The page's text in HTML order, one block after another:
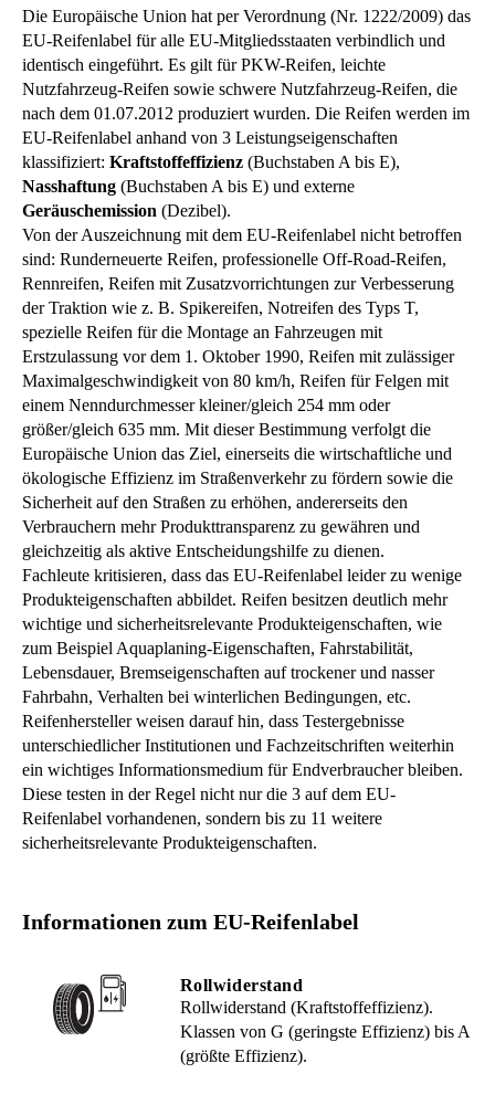
Die Europäische Union hat per Verordnung (Nr. 1222/2009) das
EU-Reifenlabel für alle EU-Mitgliedsstaaten verbindlich und
identisch eingeführt. Es gilt für PKW-Reifen, leichte
Nutzfahrzeug-Reifen sowie schwere Nutzfahrzeug-Reifen, die
nach dem 01.07.2012 produziert wurden. Die Reifen werden im
EU-Reifenlabel anhand von 3 Leistungseigenschaften
klassifiziert: Kraftstoffeffizienz (Buchstaben A bis E),
Nasshaftung (Buchstaben A bis E) und externe
Geräuschemission (Dezibel).
Von der Auszeichnung mit dem EU-Reifenlabel nicht betroffen
sind: Runderneuerte Reifen, professionelle Off-Road-Reifen,
Rennreifen, Reifen mit Zusatzvorrichtungen zur Verbesserung
der Traktion wie z. B. Spikereifen, Notreifen des Typs T,
spezielle Reifen für die Montage an Fahrzeugen mit
Erstzulassung vor dem 1. Oktober 1990, Reifen mit zulässiger
Maximalgeschwindigkeit von 80 km/h, Reifen für Felgen mit
einem Nenndurchmesser kleiner/gleich 254 mm oder
größer/gleich 635 mm. Mit dieser Bestimmung verfolgt die
Europäische Union das Ziel, einerseits die wirtschaftliche und
ökologische Effizienz im Straßenverkehr zu fördern sowie die
Sicherheit auf den Straßen zu erhöhen, andererseits den
Verbrauchern mehr Produkttransparenz zu gewähren und
gleichzeitig als aktive Entscheidungshilfe zu dienen.
Fachleute kritisieren, dass das EU-Reifenlabel leider zu wenige
Produkteigenschaften abbildet. Reifen besitzen deutlich mehr
wichtige und sicherheitsrelevante Produkteigenschaften, wie
zum Beispiel Aquaplaning-Eigenschaften, Fahrstabilität,
Lebensdauer, Bremseigenschaften auf trockener und nasser
Fahrbahn, Verhalten bei winterlichen Bedingungen, etc.
Reifenhersteller weisen darauf hin, dass Testergebnisse
unterschiedlicher Institutionen und Fachzeitschriften weiterhin
ein wichtiges Informationsmedium für Endverbraucher bleiben.
Diese testen in der Regel nicht nur die 3 auf dem EU-
Reifenlabel vorhandenen, sondern bis zu 11 weitere
sicherheitsrelevante Produkteigenschaften.
Informationen zum EU-Reifenlabel
Rollwiderstand
Rollwiderstand (Kraftstoffeffizienz).
Klassen von G (geringste Effizienz) bis A
(größte Effizienz).